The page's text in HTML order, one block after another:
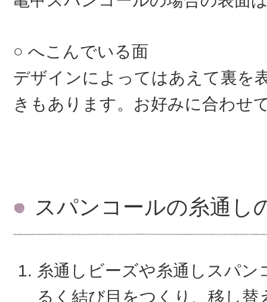
へこんでいる面
デザインによってはあえて裏を
きもあります。お好みに合わせ
スパンコールの糸通し
糸通しビーズや糸通しスパン
るく結び目をつくり、移し替